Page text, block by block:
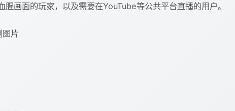
画面的玩家，以及需要在YouTube等公共平台直播的用户。
图片